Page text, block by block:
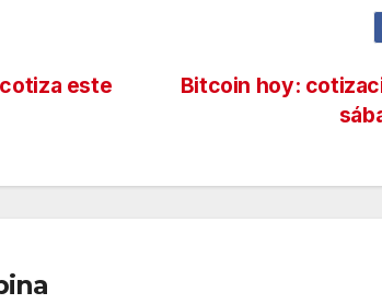
Bitcoin hoy:
este